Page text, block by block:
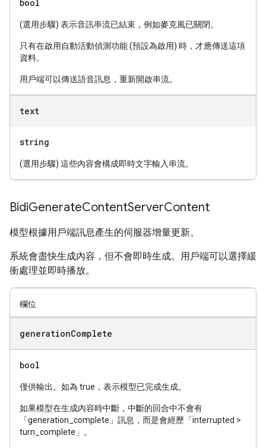
bool
(選用步驟) 表示音訊串流已結束，例如麥克風已關閉。
只有在啟用自動活動偵測功能 (預設為啟用) 時，才應傳送這項
資料。
用戶端可以傳送語音訊息，重新開啟串流。
text
string
(選用步驟) 這些內容會構成即時文字輸入串流。
BidiGenerateContentServerContent
模型根據用戶端訊息產生的伺服器增量更新。
系統會盡快生成內容，但不會即時生成。用戶端可以選擇緩
衝處理並即時播放。
欄位
generationComplete
bool
僅供輸出。如為 true，表示模型已完成生成。
如果模型在生成內容時中斷，中斷的回合中不會有
「generation_complete」訊息，而是會經歷「interrupted >
turn_complete」。